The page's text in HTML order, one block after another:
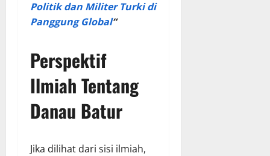
Politik dan Militer Turki di
Panggung Global“
Perspektif
Ilmiah Tentang
Danau Batur
Jika dilihat dari sisi ilmiah,